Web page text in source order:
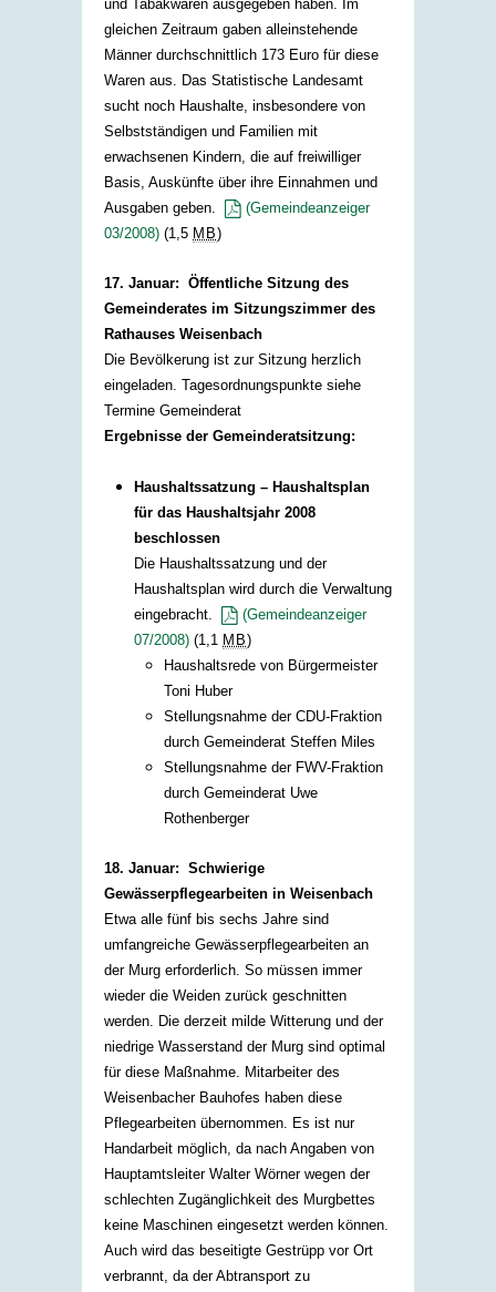
und Tabakwaren ausgegeben haben. Im
gleichen Zeitraum gaben alleinstehende
Männer durchschnittlich 173 Euro für diese
Waren aus. Das Statistische Landesamt
sucht noch Haushalte, insbesondere von
Selbstständigen und Familien mit
erwachsenen Kindern, die auf freiwilliger
Basis, Auskünfte über ihre Einnahmen und
Ausgaben geben.
(Gemeindeanzeiger
03/2008) (1,5 MB)
17. Januar: Öffentliche Sitzung des
Gemeinderates im Sitzungszimmer des
Rathauses Weisenbach
Die Bevölkerung ist zur Sitzung herzlich
eingeladen. Tagesordnungspunkte siehe
Termine Gemeinderat
Ergebnisse der Gemeinderatsitzung:
Haushaltssatzung – Haushaltsplan
für das Haushaltsjahr 2008
beschlossen
Die Haushaltssatzung und der
Haushaltsplan wird durch die Verwaltung
eingebracht.
(Gemeindeanzeiger
07/2008) (1,1 MB)
Haushaltsrede von Bürgermeister
Toni Huber
Stellungsnahme der CDU-Fraktion
durch Gemeinderat Steffen Miles
Stellungsnahme der FWV-Fraktion
durch Gemeinderat Uwe
Rothenberger
18. Januar: Schwierige
Gewässerpflegearbeiten in Weisenbach
Etwa alle fünf bis sechs Jahre sind
umfangreiche Gewässerpflegearbeiten an
der Murg erforderlich. So müssen immer
wieder die Weiden zurück geschnitten
werden. Die derzeit milde Witterung und der
niedrige Wasserstand der Murg sind optimal
für diese Maßnahme. Mitarbeiter des
Weisenbacher Bauhofes haben diese
Pflegearbeiten übernommen. Es ist nur
Handarbeit möglich, da nach Angaben von
Hauptamtsleiter Walter Wörner wegen der
schlechten Zugänglichkeit des Murgbettes
keine Maschinen eingesetzt werden können.
Auch wird das beseitigte Gestrüpp vor Ort
verbrannt, da der Abtransport zu